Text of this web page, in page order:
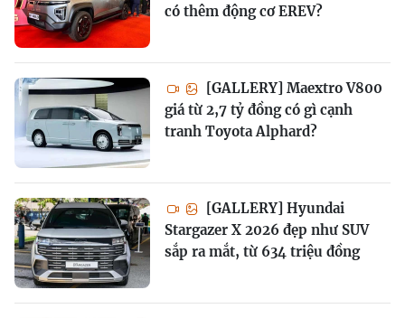
có thêm động cơ EREV?
[GALLERY] Maextro V800
giá từ 2,7 tỷ đồng có gì cạnh
tranh Toyota Alphard?
[GALLERY] Hyundai
Stargazer X 2026 đẹp như SUV
sắp ra mắt, từ 634 triệu đồng